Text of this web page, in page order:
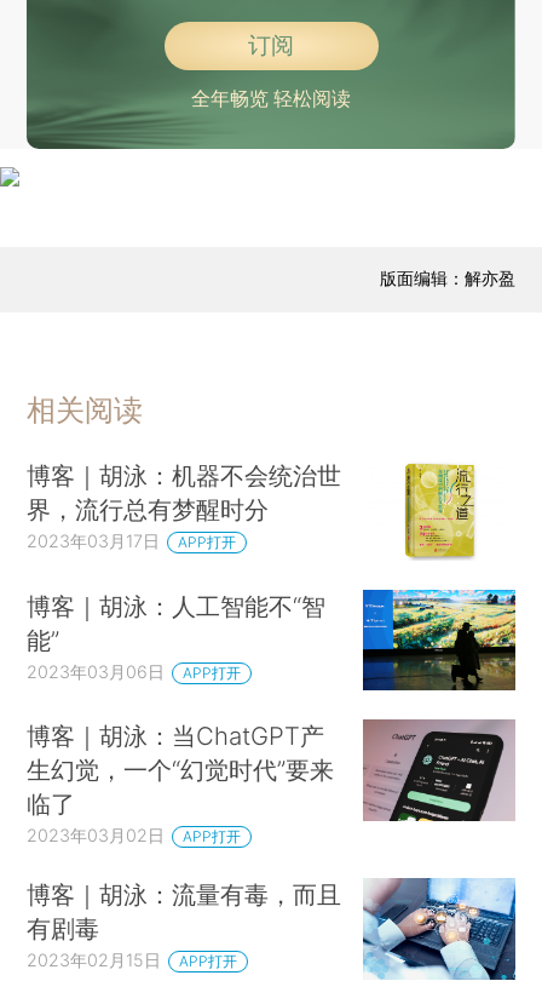
订阅
全年畅览 轻松阅读
版面编辑：解亦盈
相关阅读
博客｜胡泳：机器不会统治世
界，流行总有梦醒时分
2023年03月17日 APP打开
博客｜胡泳：人工智能不“智
能”
2023年03月06日 APP打开
博客｜胡泳：当ChatGPT产
生幻觉，一个“幻觉时代”要来
临了
2023年03月02日 APP打开
博客｜胡泳：流量有毒，而且
有剧毒
2023年02月15日 APP打开